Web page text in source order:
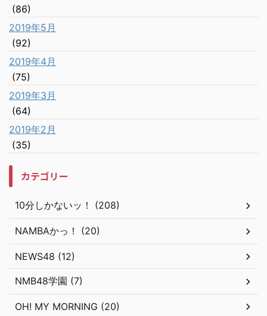
(86)
2019年5月
(92)
2019年4月
(75)
2019年3月
(64)
2019年2月
(35)
カテゴリー
10分しかないッ！ (208)
NAMBAかっ！ (20)
NEWS48 (12)
NMB48学園 (7)
OH! MY MORNING (20)